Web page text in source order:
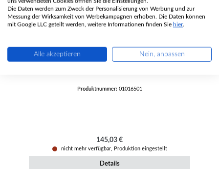
Produktnummer: 01016501
Regulärer Preis:
145,03 €
nicht mehr verfügbar, Produktion eingestellt
Details
Die Daten werden zum Zweck der Personalisierung von Werbung und zur
Messung der Wirksamkeit von Werbekampagnen erhoben. Die Daten können
mit Google LLC geteilt werden, weitere Informationen finden Sie hier.
Alle akzeptieren Nein, anpassen